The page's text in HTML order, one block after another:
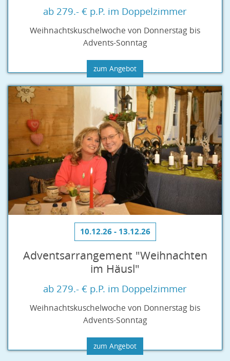
ab 279.- € p.P. im Doppelzimmer
Weihnachtskuschelwoche von Donnerstag bis
Advents-Sonntag
zum Angebot
10.12.26 - 13.12.26
Adventsarrangement "Weihnachten
im Häusl"
ab 279.- € p.P. im Doppelzimmer
Weihnachtskuschelwoche von Donnerstag bis
Advents-Sonntag
zum Angebot